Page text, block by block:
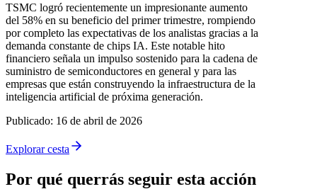
TSMC logró recientemente un impresionante aumento
del 58% en su beneficio del primer trimestre, rompiendo
por completo las expectativas de los analistas gracias a la
demanda constante de chips IA. Este notable hito
financiero señala un impulso sostenido para la cadena de
suministro de semiconductores en general y para las
empresas que están construyendo la infraestructura de la
inteligencia artificial de próxima generación.
Publicado: 16 de abril de 2026
Explorar cesta
Por qué querrás seguir esta acción